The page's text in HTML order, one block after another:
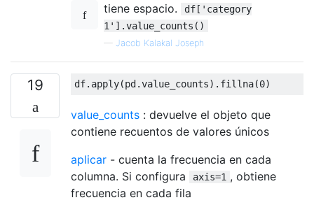
tiene espacio.
df['category
1'].value_counts()
— Jacob Kalakal Joseph
19 df. apply(pd.value_counts). fillna(0)
value_counts : devuelve el objeto que
contiene recuentos de valores únicos
aplicar - cuenta la frecuencia en cada
columna. Si configura
axis=1 , obtiene
frecuencia en cada fila